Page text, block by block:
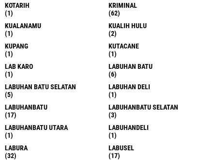
KOTARIH
(1)
KRIMINAL
(62)
KUALANAMU
(1)
KUALIH HULU
(2)
KUPANG
(1)
KUTACANE
(1)
LAB KARO
(1)
LABUHAN BATU
(6)
LABUHAN BATU SELATAN
(5)
LABUHAN DELI
(1)
LABUHANBATU
(17)
LABUHANBATU SELATAN
(3)
LABUHANBATU UTARA
(1)
LABUHANDELI
(1)
LABURA
(32)
LABUSEL
(17)